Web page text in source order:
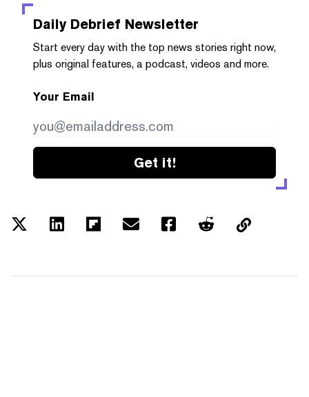
Daily Debrief Newsletter
Start every day with the top news stories right now,
plus original features, a podcast, videos and more.
Your Email
Get it!